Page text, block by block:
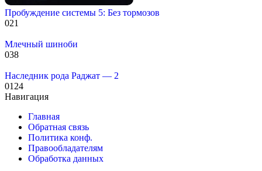
Пробуждение системы 5: Без тормозов
021
Млечный шиноби
038
Наследник рода Раджат — 2
0124
Навигация
Главная
Обратная связь
Политика конф.
Правообладателям
Обработка данных